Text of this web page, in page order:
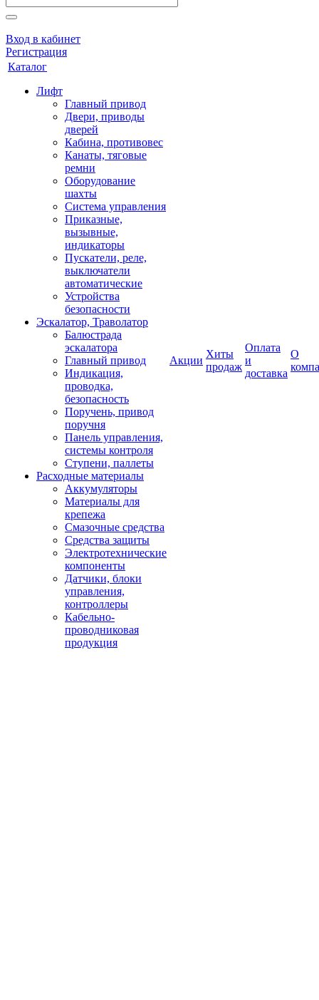
Вход в кабинет
Регистрация
Каталог
Лифт
Главный привод
Двери, приводы
дверей
Кабина, противовес
Канаты, тяговые
ремни
Оборудование
шахты
Система управления
Приказные,
вызывные,
индикаторы
Пускатели, реле,
выключатели
автоматические
Устройства
безопасности
Эскалатор, Траволатор
Балюстрада
эскалатора
Главный привод
Индикация,
проводка,
безопасность
Поручень, привод
поручня
Панель управления,
системы контроля
Ступени, паллеты
Расходные материалы
Аккумуляторы
Материалы для
крепежа
Смазочные средства
Средства защиты
Электротехнические
компоненты
Датчики, блоки
управления,
контроллеры
Кабельно-
проводниковая
продукция
Акции
Хиты
продаж
Оплата
и
доставка
О